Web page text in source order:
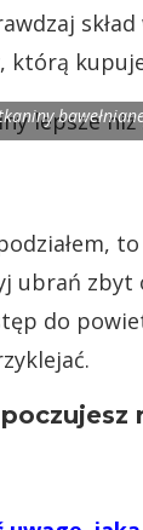
którą
ubrań zbyt
do